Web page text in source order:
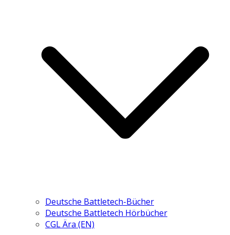
Deutsche Battletech-Bücher
Deutsche Battletech Hörbücher
CGL Ära (EN)